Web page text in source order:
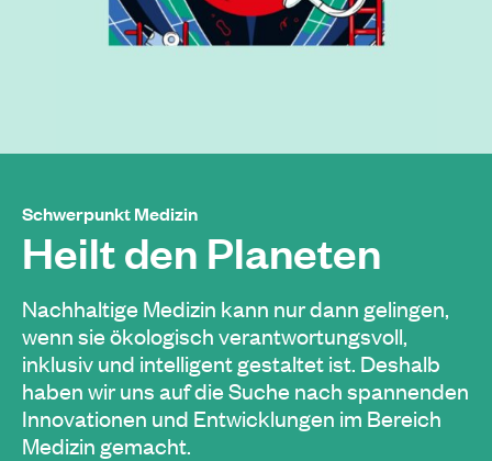
Schwerpunkt Medizin
Heilt den Planeten
Nachhaltige Medizin kann nur dann gelingen,
wenn sie ökologisch verantwortungsvoll,
inklusiv und intelligent gestaltet ist. Deshalb
haben wir uns auf die Suche nach spannenden
Innovationen und Entwicklungen im Bereich
Medizin gemacht.